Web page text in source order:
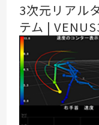
3次元リアル
テム |